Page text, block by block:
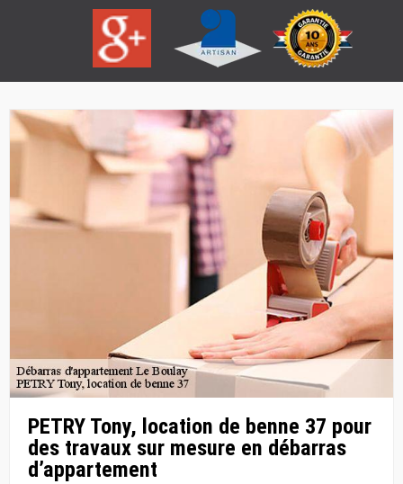
PETRY Tony, location de benne 37 pour
des travaux sur mesure en débarras
d’appartement